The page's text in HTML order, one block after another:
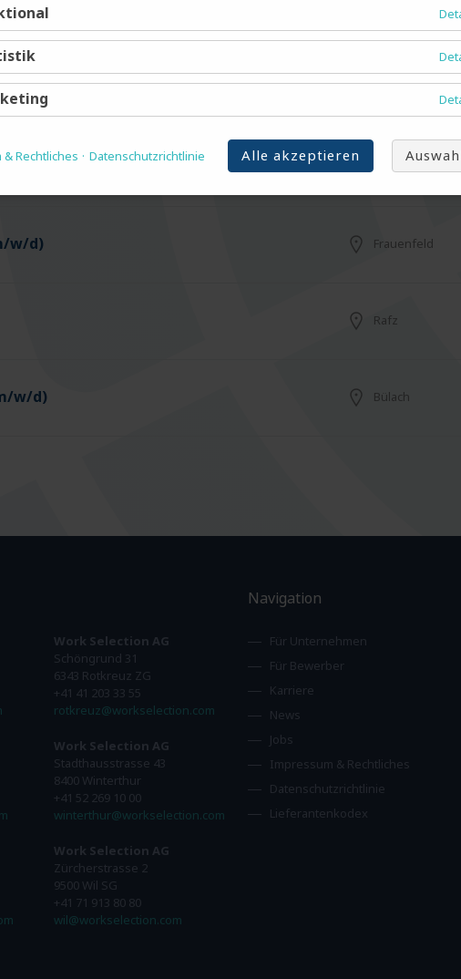
d) Arbon
w/d) Frauenfeld
Rafz
w/d) Bülach
Work Selection AG
Schöngrund 31
6343 Rotkreuz ZG
+41 41 203 33 55
rotkreuz@workselection.com
Work Selection AG
Stadthausstrasse 43
8400 Winterthur
+41 52 269 10 00
winterthur@workselection.com
Work Selection AG
Zürcherstrasse 2
9500 Wil SG
+41 71 913 80 80
wil@workselection.com
Navigation
Für Unternehmen
Für Bewerber
Karriere
News
Jobs
Impressum & Rechtliches
Datenschutzrichtlinie
Lieferantenkodex
Alle akzeptieren
Rechtliches Datenschutzrichtlinie